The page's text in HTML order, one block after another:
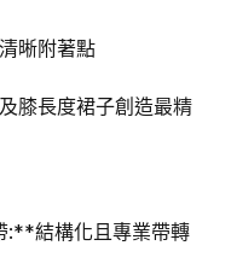
晰附著點
膝長度裙子創造最精
結構化且專業帶轉